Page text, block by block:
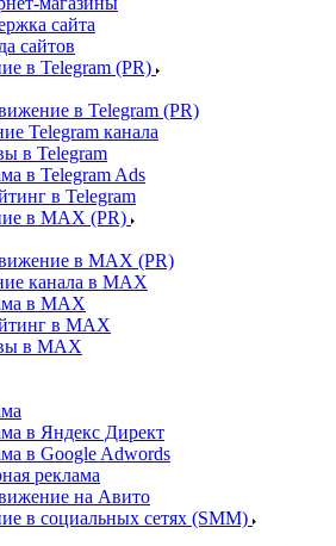
сайта
сайтов
в Telegram (PR)
в Telegram (PR)
Telegram канала
в Telegram
в Telegram Ads
в Telegram
в MAX (PR)
в MAX (PR)
канала в MAX
в MAX
в MAX
в MAX
в Яндекс Директ
в Google Adwords
реклама
на Авито
в социальных сетях (SMM)